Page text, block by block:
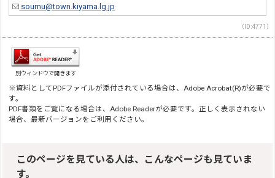
soumu@town.kiyama.lg.jp
（ID:4771）
別ウィンドウで開きます
※資料としてPDFファイルが添付されている場合は、Adobe Acrobat(R)が必要で
す。
PDF書類をご覧になる場合は、Adobe Readerが必要です。正しく表示されない
場合、最新バージョンをご利用ください。
このページを見ている人は、こんなページも見ていま
す。